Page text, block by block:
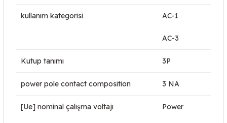
kullanım kategorisi AC-1
AC-3
Kutup tanımı 3P
power pole contact composition 3 NA
[Ue] nominal çalışma voltajı Power